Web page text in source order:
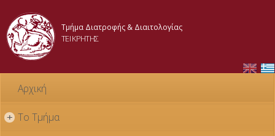
κυρίως
Τμήμα Διατροφής & Διαιτολογίας
ΤΕΙ ΚΡΗΤΗΣ
Αρχική
+ Το Τμήμα